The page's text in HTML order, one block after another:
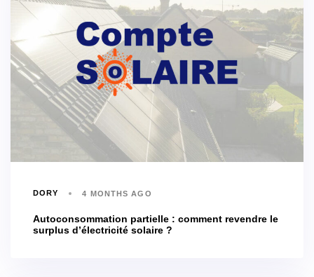
DORY 4 MONTHS AGO
Autoconsommation partielle : comment revendre le
surplus d’électricité solaire ?